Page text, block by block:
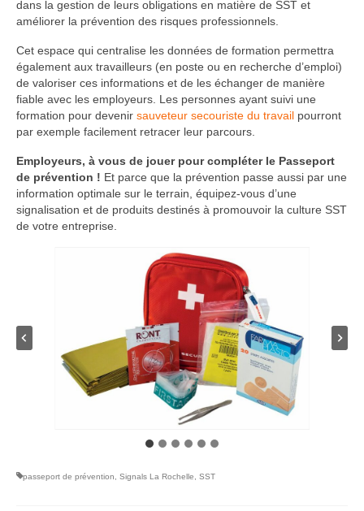
dans la gestion de leurs obligations en matière de SST et
améliorer la prévention des risques professionnels.
Cet espace qui centralise les données de formation permettra
également aux travailleurs (en poste ou en recherche d’emploi)
de valoriser ces informations et de les échanger de manière
fiable avec les employeurs. Les personnes ayant suivi une
formation pour devenir sauveteur secouriste du travail pourront
par exemple facilement retracer leur parcours.
Employeurs, à vous de jouer pour compléter le Passeport
de prévention ! Et parce que la prévention passe aussi par une
information optimale sur le terrain, équipez-vous d’une
signalisation et de produits destinés à promouvoir la culture SST
de votre entreprise.
passeport de prévention Signals La Rochelle SST